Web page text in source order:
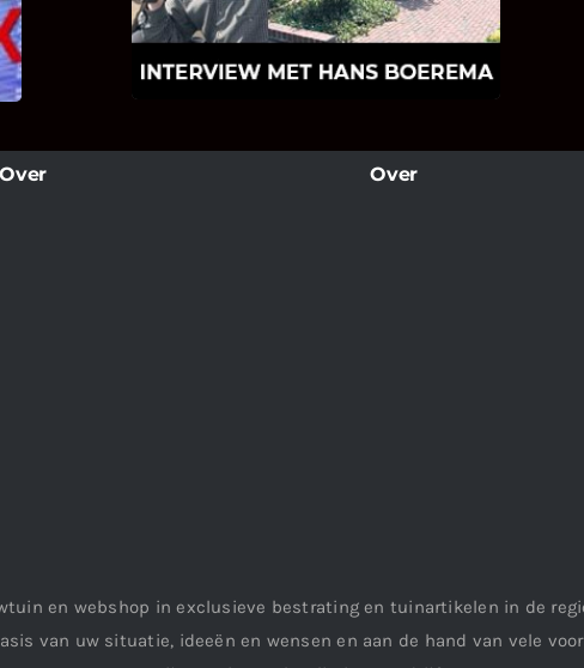
wat Hans Boerema motiveert in de
wereld van klinkers en tegels!
Over Over
en webshop in exclusieve bestrating en tuinartikelen in de
van uw situatie, ideeën en wensen en aan de hand van vele